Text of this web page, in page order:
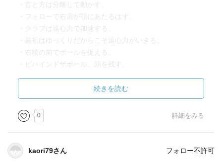
・首と方は分離して動かす。
・フォローで右肩が顎にあたるはず。
・クラブは遠心力で加速する。
・最初はゆっくりだからこそ遠心力がいきる。
・右腰の前でボールを捉える。
・ビハインドザボール。頭を残す。
・練習では飛距離ではなく、方向性を重視する。
・ボールはフォローで飛ばす。
続きを読む
0 詳細をみる
kaori79さん フォロー不許可